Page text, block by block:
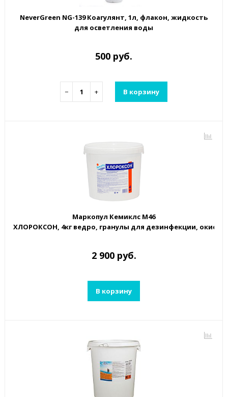
NeverGreen NG-139 Коагулянт, 1л, флакон, жидкость
для осветления воды
500 руб.
− + В корзину
Маркопул Кемиклс М46
ХЛОРОКСОН, 4кг ведро, гранулы для дезинфекции,
2 900 руб.
В корзину